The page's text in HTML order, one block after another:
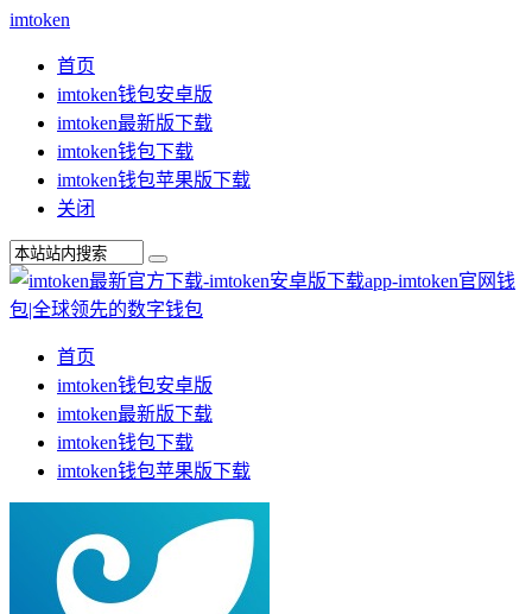
imtoken
首页
imtoken钱包安卓版
imtoken最新版下载
imtoken钱包下载
imtoken钱包苹果版下载
关闭
首页
imtoken钱包安卓版
imtoken最新版下载
imtoken钱包下载
imtoken钱包苹果版下载